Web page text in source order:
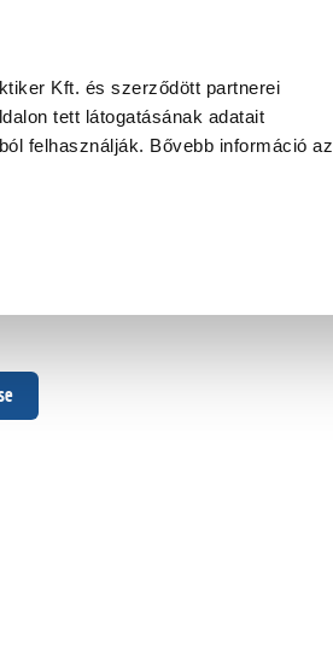
Kft. és szerződött partnerei
tett látogatásának adatait
felhasználják. Bővebb információ az